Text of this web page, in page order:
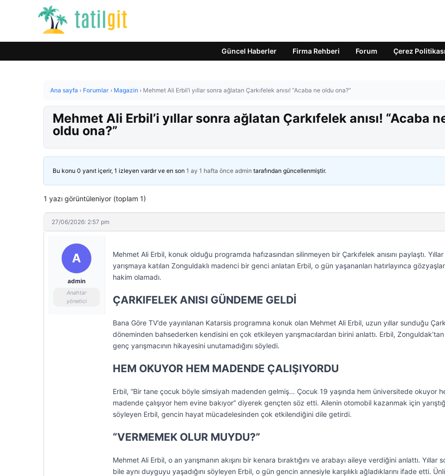
Güncel Haberler Firma Rehberi Forum Çerez Politikası
Ana sayfa › Forumlar › Magazin › Mehmet Ali Erbil’i yıllar sonra ağlatan Çarkıfelek anısı! “Acaba ne oldu ona?”
Mehmet Ali Erbil’i yıllar sonra ağlatan Çarkıfelek anısı! “Acaba
oldu ona?”
Bu konu 0 yanıt içerir, 1 izleyen vardır ve en son 1 ay 1 hafta önce admin tarafından güncellenmiştir.
1 yazı görüntüleniyor (toplam 1)
27/06/2026: 2:57 pm
A
admin
Anahtar
yönetici
Mehmet Ali Erbil, konuk olduğu programda hafızasından silinmeyen bir Çarkıfelek anısını paylaştı.
yarışmaya katılan Zonguldaklı madenci bir genci anlatan Erbil, o gün yaşananları hatırlayınca
hakim olamadı.
ÇARKIFELEK ANISI GÜNDEME GELDİ
Bana Göre TV’de yayınlanan Katarsis programına konuk olan Mehmet Ali Erbil, uzun yıllar sunduğu
döneminden bahsederken kendisini en çok etkileyen yarışmacılardan birini anlattı. Erbil,
genç yarışmacının hikayesini unutamadığını söyledi.
HEM OKUYOR HEM MADENDE ÇALIŞIYORDU
Erbil, “Bir tane çocuk böyle simsiyah madenden gelmiş… Çocuk 19 yaşında hem üniversitede okuyor
madende çalışıyor hem evine bakıyor” diyerek gençten söz etti. Ailenin otomobil kazanmak için
söyleyen Erbil, gencin hayat mücadelesinden çok etkilendiğini dile getirdi.
“VERMEMEK OLUR MUYDU?”
Mehmet Ali Erbil, o an yarışmanın akışını bir kenara bıraktığını ve arabayı aileye verdiğini anlattı. Yıllar
bile aynı duyguyu yaşadığını söyleyen Erbil, o gün gencin annesiyle karşılıklı ağladıklarını ifade etti.